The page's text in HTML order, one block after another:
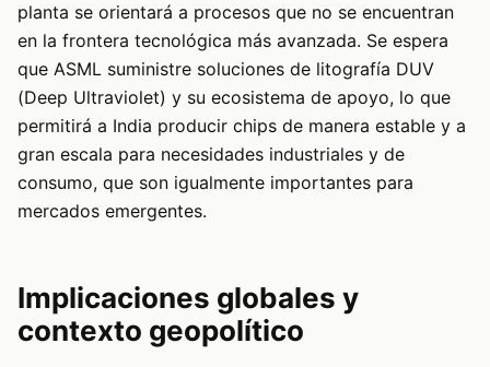
planta se orientará a procesos que no se encuentran
en la frontera tecnológica más avanzada. Se espera
que ASML suministre soluciones de litografía DUV
(Deep Ultraviolet) y su ecosistema de apoyo, lo que
permitirá a India producir chips de manera estable y a
gran escala para necesidades industriales y de
consumo, que son igualmente importantes para
mercados emergentes.
Implicaciones globales y
contexto geopolítico